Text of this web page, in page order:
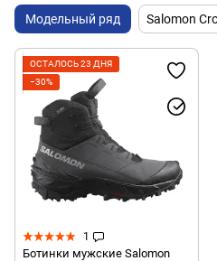
Модельный ряд Salomon
ОСТАЛОСЬ 23 ДНЯ
−30%
1
Ботинки мужские Salomon